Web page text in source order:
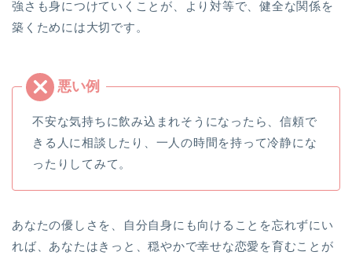
強さも身につけていくことが、より対等で、健全な関係を
築くためには大切です。
不安な気持ちに飲み込まれそうになったら、信頼で
きる人に相談したり、一人の時間を持って冷静にな
ったりしてみて。
あなたの優しさを、自分自身にも向けることを忘れずにい
れば、あなたはきっと、穏やかで幸せな恋愛を育むことが